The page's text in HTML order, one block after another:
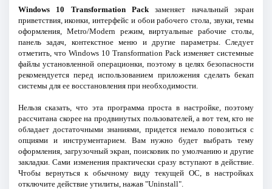
Windows 10 Transformation Pack заменяет начальный экран
приветствия, иконки, интерфейс и обои рабочего стола, звуки, темы
оформления, Metro/Modern режим, виртуальные рабочие столы,
панель задач, контекстное меню и другие параметры. Следует
отметить, что Windows 10 Transformation Pack изменяет системные
файлы установленной операционки, поэтому в целях безопасности
рекомендуется перед использованием приложения сделать бекап
системы для ее восстановления при необходимости.
Нельзя сказать, что эта программа проста в настройке, поэтому
рассчитана скорее на продвинутых пользователей, а вот тем, кто не
обладает достаточными знаниями, придется немало повозиться с
опциями и инструментарием. Вам нужно будет выбрать тему
оформления, загрузочный экран, поисковик по умолчанию и другие
закладки. Сами изменения практически сразу вступают в действие.
Чтобы вернуться к обычному виду текущей ОС, в настройках
отключите действие утилиты, нажав "Uninstall".